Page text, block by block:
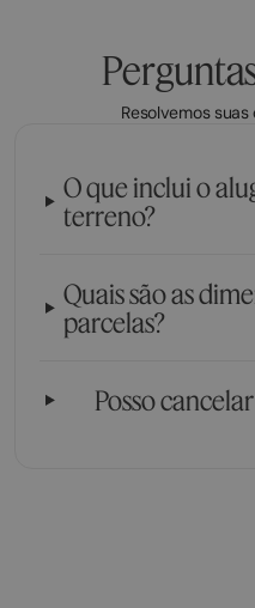
Resolvemos
O que inclui o
terreno?
Quais são as
parcelas?
Posso